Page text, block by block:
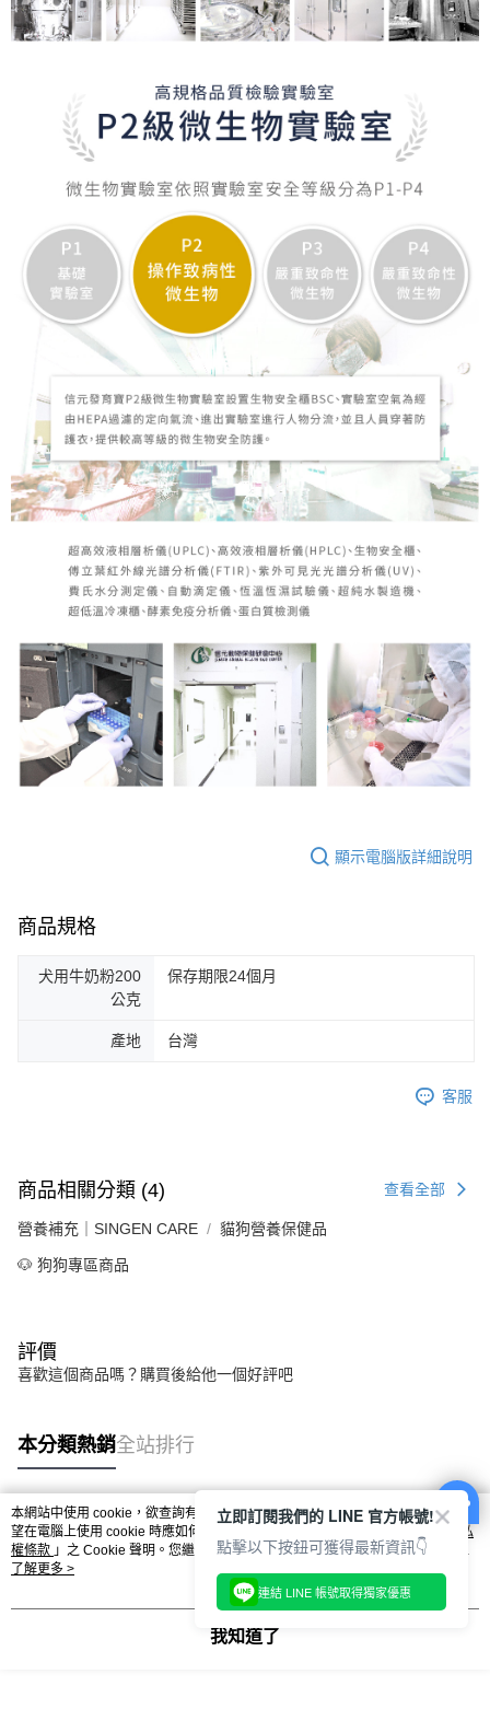
顯示電腦版詳細說明
商品規格
犬用牛奶粉200
公克
保存期限24個月
產地 台灣
客服
商品相關分類 (4) 查看全部
營養補充｜SINGEN CARE 貓狗營養保健品
🐶 狗狗專區商品
評價
喜歡這個商品嗎？購買後給他一個好評吧
本分類熱銷全站排行
熱門標籤
本網站中使用 cookie，欲查詢有關本網站使用 cookie 方式之詳情，及若您不希
望在電腦上使用 cookie 時應如何變更電腦的 cookie 設定，請參閱本網站「
隱私
權條款 」之 Cookie 聲明。您繼續使用本網站即表示您同意本公司得按本網站使
用條款之 Cookie 聲明使用 cookie。
了解更多 >
我知道了
立即訂閱我們的 LINE 官方帳號!
點擊以下按鈕可獲得最新資訊👇
連結 LINE 帳號取得獨家優惠